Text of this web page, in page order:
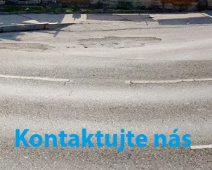
Kontaktujte nás